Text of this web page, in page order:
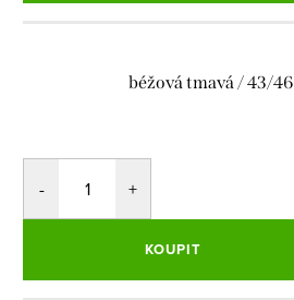
béžová tmavá / 43/46
KOUPIT